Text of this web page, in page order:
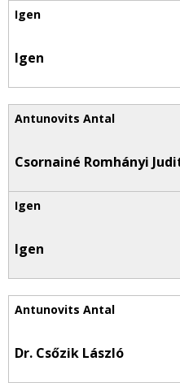
Igen
Csornainé Romhányi
Igen
Dr. Csőzik László